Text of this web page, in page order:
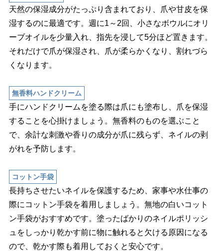
天然の保湿成分がたっぷり含まれており、爪や甘皮を保
湿するのに最適です。週に1～2回、小さなボウルにオリ
ーブオイルを少量入れ、指先を浸して5分ほど置きます。
それだけで爪が保湿され、爪が柔らかくなり、割れづら
くなります。
無香料ハンドクリーム
手にハンドクリームを塗る際は爪にも塗布し、爪を保湿
することを心掛けましょう。無香料のものを選ぶこと
で、余計な刺激や香りの成分が爪に残らず、ネイルの剥
がれを予防します。
コットン手袋
長持ちさせたいネイルを保護するため、家事や水仕事の
際にコットン手袋を着用しましょう。無地の白いコット
ン手袋がおすすめです。塗ったばかりのネイルポリッシ
ュをしっかり乾かす前に物に触れると欠ける原因になる
ので、乾かす際も着用しておくと安心です。